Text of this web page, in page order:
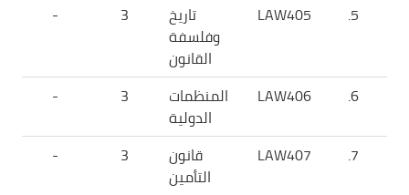
5.
LAW405
تاريخ
وفلسفة
القانون
3
-
6.
LAW406
المنظمات
الدولية
3
-
7.
LAW407
قانون
التأمين
3
-